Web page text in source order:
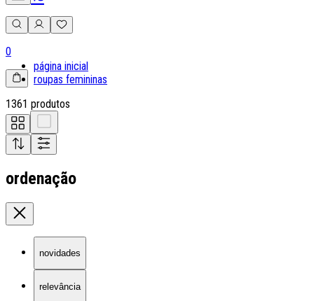
0
página inicial
roupas femininas
1361 produtos
ordenação
novidades
relevância